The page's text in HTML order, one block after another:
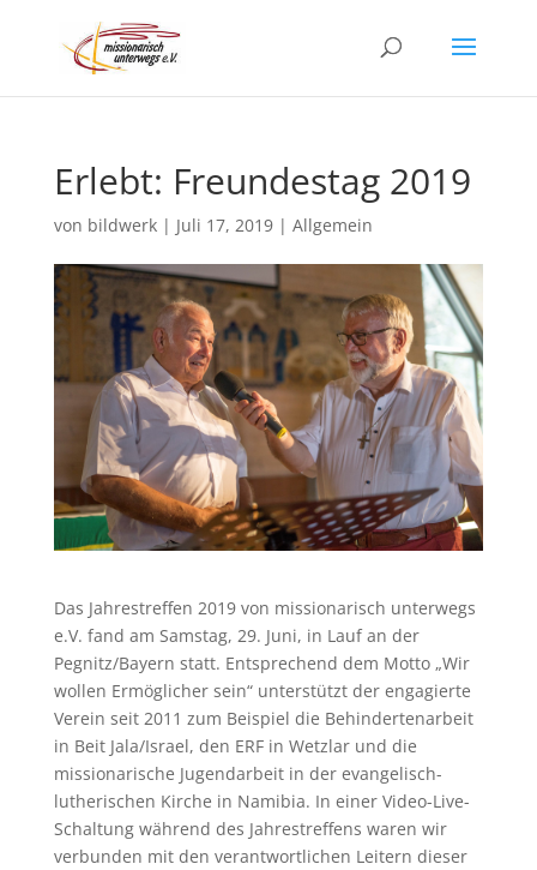
Erlebt: Freundestag 2019
von bildwerk| Juli 17, 2019| Allgemein
Das Jahrestreffen 2019 von missionarisch unterwegs
e.V. fand am Samstag, 29. Juni, in Lauf an der
Pegnitz/Bayern statt. Entsprechend dem Motto „Wir
wollen Ermöglicher sein“ unterstützt der engagierte
Verein seit 2011 zum Beispiel die Behindertenarbeit
in Beit Jala/Israel, den ERF in Wetzlar und die
missionarische Jugendarbeit in der evangelisch-
lutherischen Kirche in Namibia. In einer Video-Live-
Schaltung während des Jahrestreffens waren wir
verbunden mit den verantwortlichen Leitern dieser